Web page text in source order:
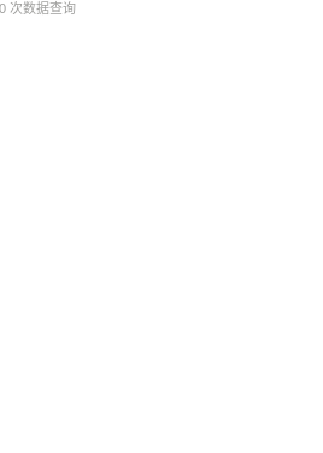
次数据查询